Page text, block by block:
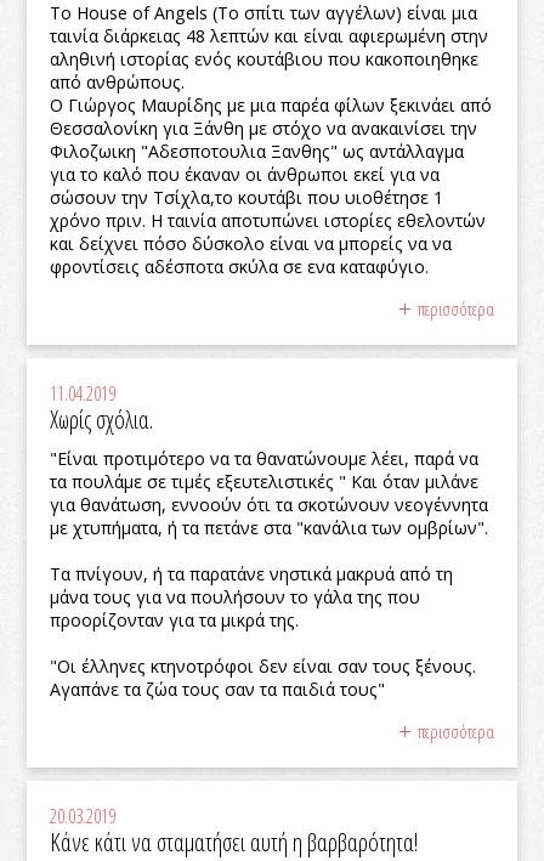
Το House of Angels (Το σπίτι των αγγέλων) είναι μια
ταινία διάρκειας 48 λεπτών και είναι αφιερωμένη στην
αληθινή ιστορίας ενός κουτάβιου που κακοποιηθηκε
από ανθρώπους.
Ο Γιώργος Μαυρίδης με μια παρέα φίλων ξεκινάει από
Θεσσαλονίκη για Ξάνθη με στόχο να ανακαινίσει την
Φιλοζωικη "Αδεσποτουλια Ξανθης" ως αντάλλαγμα
για το καλό που έκαναν οι άνθρωποι εκεί για να
σώσουν την Τσίχλα,το κουτάβι που υιοθέτησε 1
χρόνο πριν. Η ταινία αποτυπώνει ιστορίες εθελοντών
και δείχνει πόσο δύσκολο είναι να μπορείς να να
φροντίσεις αδέσποτα σκύλα σε ενα καταφύγιο.
περισσότερα
11.04.2019
Χωρίς σχόλια.
"Είναι προτιμότερο να τα θανατώνουμε λέει, παρά να
τα πουλάμε σε τιμές εξευτελιστικές " Και όταν μιλάνε
για θανάτωση, εννοούν ότι τα σκοτώνουν νεογέννητα
με χτυπήματα, ή τα πετάνε στα "κανάλια των ομβρίων".
Τα πνίγουν, ή τα παρατάνε νηστικά μακρυά από τη
μάνα τους για να πουλήσουν το γάλα της που
προορίζονταν για τα μικρά της.
"Οι έλληνες κτηνοτρόφοι δεν είναι σαν τους ξένους.
Αγαπάνε τα ζώα τους σαν τα παιδιά τους"
περισσότερα
20.03.2019
Κάνε κάτι να σταματήσει αυτή η βαρβαρότητα!